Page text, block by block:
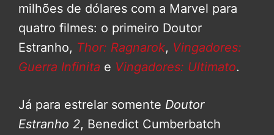
milhões de dólares com a Marvel para
quatro filmes: o primeiro Doutor
Estranho, Thor: Ragnarok, Vingadores:
Guerra Infinita e Vingadores: Ultimato.
Já para estrelar somente Doutor
Estranho 2, Benedict Cumberbatch